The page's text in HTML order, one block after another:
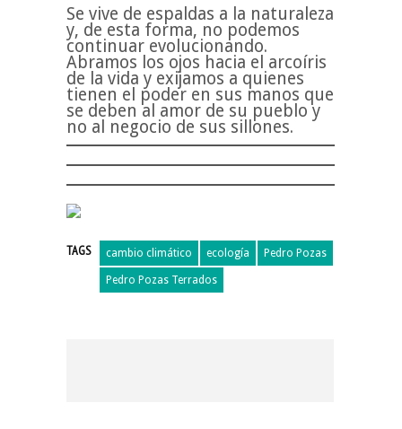
Se vive de espaldas a la naturaleza
y, de esta forma, no podemos
continuar evolucionando.
Abramos los ojos hacia el arcoíris
de la vida y exijamos a quienes
tienen el poder en sus manos que
se deben al amor de su pueblo y
no al negocio de sus sillones.
TAGS cambio climático ecología Pedro Pozas
Pedro Pozas Terrados